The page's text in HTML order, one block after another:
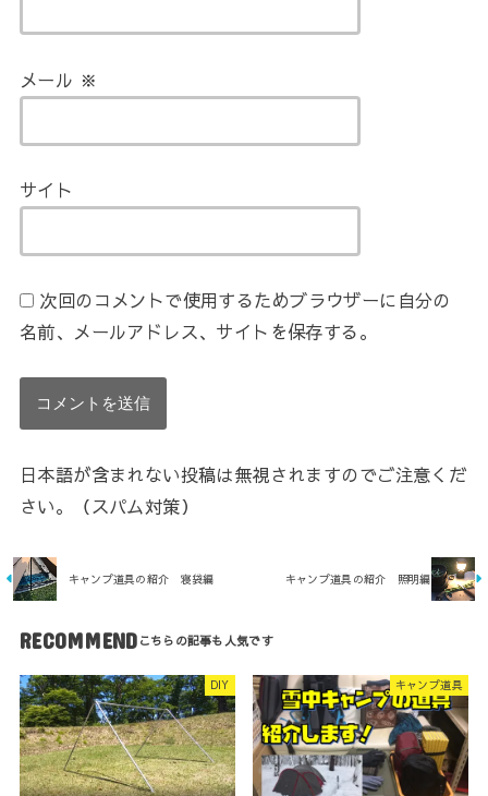
メール ※
サイト
次回のコメントで使用するためブラウザーに自分の
名前、メールアドレス、サイトを保存する。
日本語が含まれない投稿は無視されますのでご注意くだ
さい。（スパム対策）
キャンプ道具の紹介 寝袋編 キャンプ道具の紹介 照明編
RECOMMEND
DIY キャンプ道具